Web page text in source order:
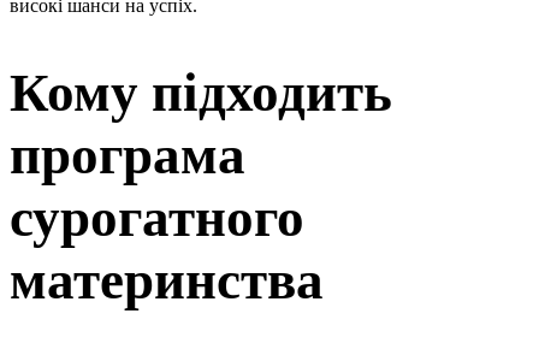
високі шанси на успіх.
Кому підходить
програма
сурогатного
материнства